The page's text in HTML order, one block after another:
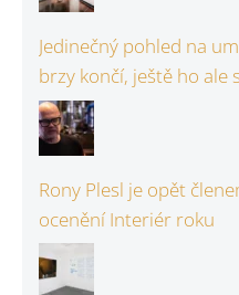
Jedinečný pohled na
brzy končí, ještě ho ale
Rony Plesl je opět
ocenění Interiér roku